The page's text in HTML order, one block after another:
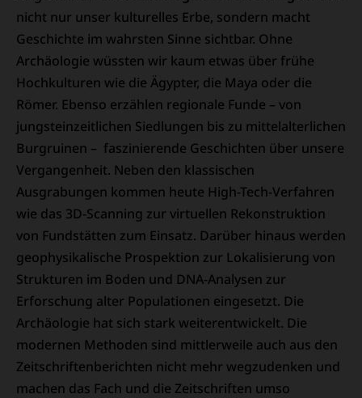
nicht nur unser kulturelles Erbe, sondern macht
Geschichte im wahrsten Sinne sichtbar. Ohne
Archäologie wüssten wir kaum etwas über frühe
Hochkulturen wie die Ägypter, die Maya oder die
Römer. Ebenso erzählen regionale Funde – von
jungsteinzeitlichen Siedlungen bis zu mittelalterlichen
Burgruinen – faszinierende Geschichten über unsere
Vergangenheit. Neben den klassischen
Ausgrabungen kommen heute High-Tech-Verfahren
wie das 3D-Scanning zur virtuellen Rekonstruktion
von Fundstätten zum Einsatz. Darüber hinaus werden
geophysikalische Prospektion zur Lokalisierung von
Strukturen im Boden und DNA-Analysen zur
Erforschung alter Populationen eingesetzt. Die
Archäologie hat sich stark weiterentwickelt. Die
modernen Methoden sind mittlerweile auch aus den
Zeitschriftenberichten nicht mehr wegzudenken und
machen das Fach und die Zeitschriften umso